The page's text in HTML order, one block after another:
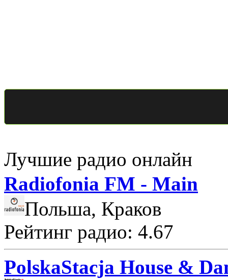
Лучшие радио онлайн
Radiofonia FM - Main
Польша, Краков
Рейтинг радио: 4.67
PolskaStacja House &